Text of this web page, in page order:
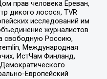
прав человека Ереван,
дикого лосося, TVR
исследований им
журналистов
свободную Россию,
Международная
ИстЧам Финланд,
Европейский